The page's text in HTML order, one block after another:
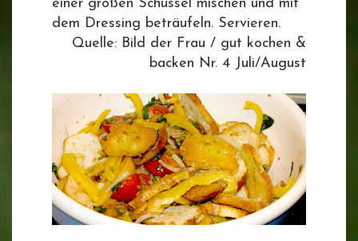
einer großen Schüssel mischen und mit
dem Dressing beträufeln. Servieren.
Quelle: Bild der Frau / gut kochen &
backen Nr. 4 Juli/August